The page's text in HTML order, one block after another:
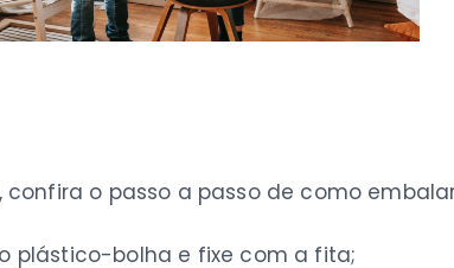
o passo a passo de como
plástico-bolha e fixe com a fita;